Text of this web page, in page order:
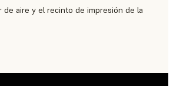
de aire y el recinto de impresión de la